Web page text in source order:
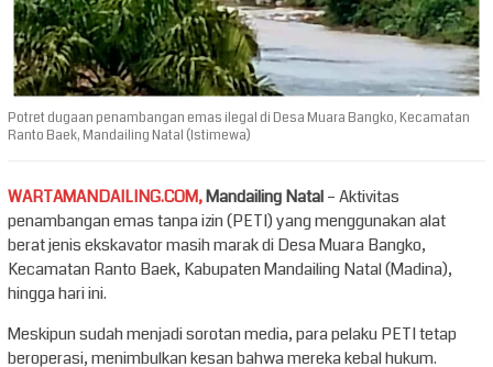
Potret dugaan penambangan emas ilegal di Desa Muara Bangko, Kecamatan
Ranto Baek, Mandailing Natal (Istimewa)
WARTAMANDAILING.COM,Mandailing Natal– Aktivitas
penambangan emas tanpa izin (PETI) yang menggunakan alat
berat jenis ekskavator masih marak di Desa Muara Bangko,
Kecamatan Ranto Baek, Kabupaten Mandailing Natal (Madina),
hingga hari ini.
Meskipun sudah menjadi sorotan media, para pelaku PETI tetap
beroperasi, menimbulkan kesan bahwa mereka kebal hukum.